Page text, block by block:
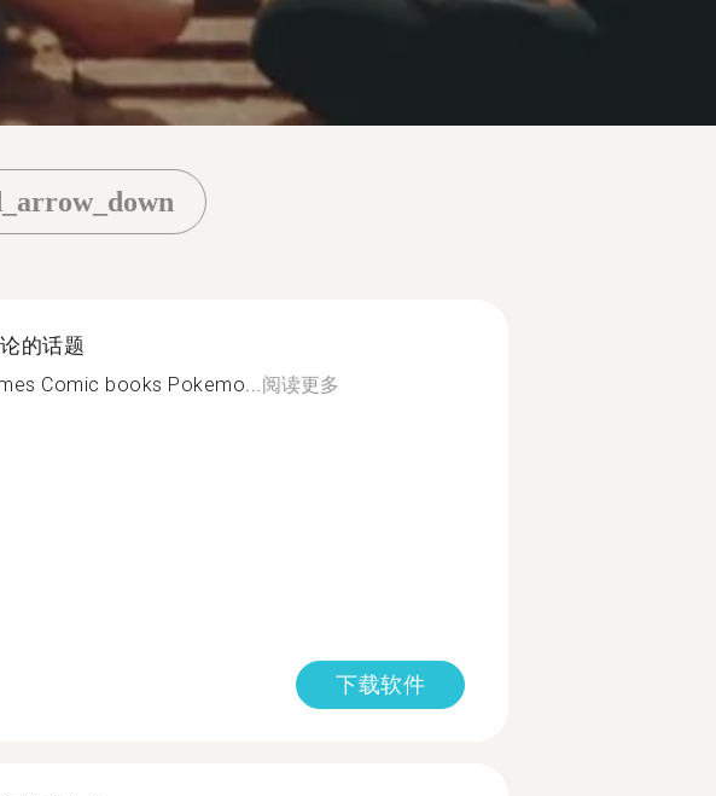
的话题
Comic books Pokemo...阅读更多
下载软件